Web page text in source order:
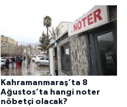
Kahramanmaraş’ta 8
Ağustos’ta hangi noter
nöbetçi olacak?